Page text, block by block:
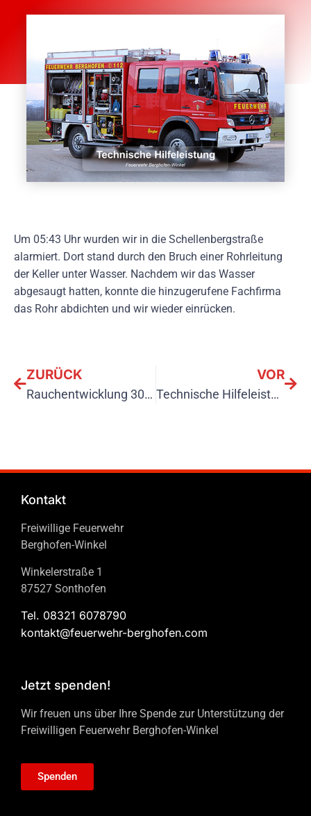
Um 05:43 Uhr wurden wir in die Schellenbergstraße
alarmiert. Dort stand durch den Bruch einer Rohrleitung
der Keller unter Wasser. Nachdem wir das Wasser
abgesaugt hatten, konnte die hinzugerufene Fachfirma
das Rohr abdichten und wir wieder einrücken.
ZURÜCK
Rauchentwicklung 30.11
VOR
Technische Hilfeleistung 13.12
Kontakt
Freiwillige Feuerwehr
Berghofen-Winkel
Winkelerstraße 1
87527 Sonthofen
Tel. 08321 6078790
kontakt@feuerwehr-berghofen.com
Jetzt spenden!
Wir freuen uns über Ihre Spende zur Unterstützung der
Freiwilligen Feuerwehr Berghofen-Winkel
Spenden